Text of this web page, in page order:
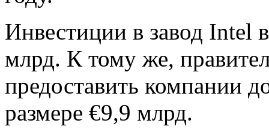
Инвестиции в завод Intel
млрд. К тому же,
предоставить компании
размере €9,9 млрд.